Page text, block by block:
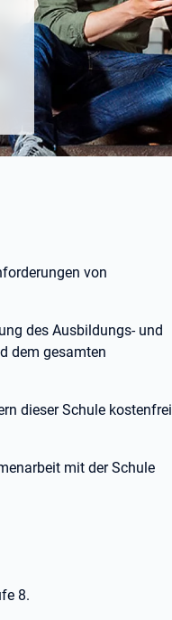
von
des Ausbildungs- und
dem gesamten
dieser Schule kostenfrei
mit der Schule
8.